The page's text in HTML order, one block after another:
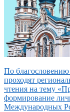
По
проходят
чтения на тему
формирование
Международных